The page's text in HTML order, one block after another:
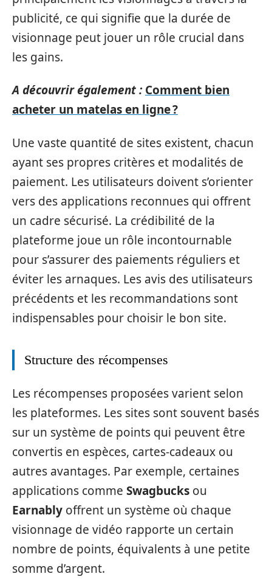
publicité, ce qui signifie que la durée de
visionnage peut jouer un rôle crucial dans
les gains.
A découvrir également : Comment bien
acheter un matelas en ligne ?
Une vaste quantité de sites existent, chacun
ayant ses propres critères et modalités de
paiement. Les utilisateurs doivent s’orienter
vers des applications reconnues qui offrent
un cadre sécurisé. La crédibilité de la
plateforme joue un rôle incontournable
pour s’assurer des paiements réguliers et
éviter les arnaques. Les avis des utilisateurs
précédents et les recommandations sont
indispensables pour choisir le bon site.
Structure des récompenses
Les récompenses proposées varient selon
les plateformes. Les sites sont souvent basés
sur un système de points qui peuvent être
convertis en espèces, cartes-cadeaux ou
autres avantages. Par exemple, certaines
applications comme Swagbucks ou
Earnably offrent un système où chaque
visionnage de vidéo rapporte un certain
nombre de points, équivalents à une petite
somme d’argent.